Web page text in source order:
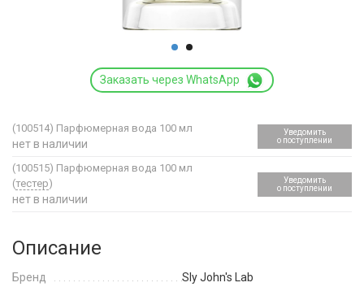
Заказать через WhatsApp
(100514) Парфюмерная вода 100 мл
нет в наличии
Уведомить
о поступлении
(100515) Парфюмерная вода 100 мл
(тестер)
нет в наличии
Уведомить
о поступлении
Описание
Бренд
Sly John's Lab